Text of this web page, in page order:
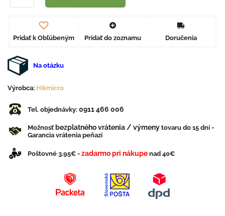
Pridať k Obľúbeným Pridať do zoznamu Doručenia
Na otázku
Výrobca: Hikmicro
Tel. objednávky: 0911 466 006
Možnosťbezplatného vrátenia / výmeny tovaru do 15 dní -
Garancia vrátenia peňazí
Poštovné 3,95€ - zadarmo pri nákupe nad 40€